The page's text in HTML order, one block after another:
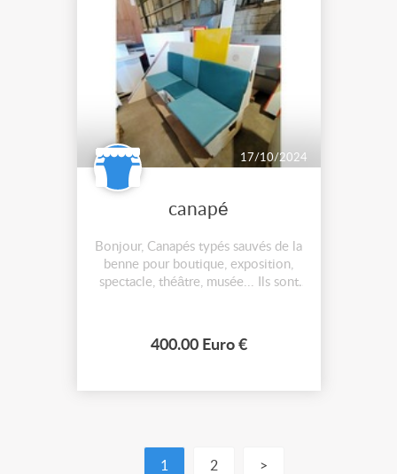
17/10/2024
canapé
Bonjour, Canapés typés sauvés de la
benne pour boutique, exposition,
spectacle, théâtre, musée... Ils sont
en bon état. Le canapé beige a été
repeint. Il est possible de réintégrer
cet effet. C...
400.00 Euro €
1 2 >